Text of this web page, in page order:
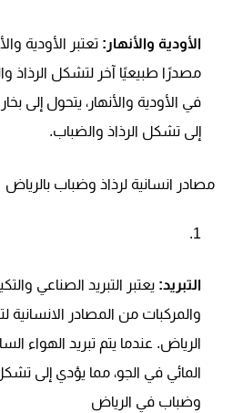
الأودية والأنهار: تعتبر الأودية
مصدرًا طبيعيًا آخر لتشكل الرذاذ
في الأودية والأنهار، يتحول إلى
إلى تشكل الرذاذ والضباب.
مصادر انسانية لرذاذ وضباب بالرياض
التبريد: يعتبر التبريد الصناعي
والمركبات من المصادر
الرياض. عندما يتم تبريد الهواء
المائي في الجو، مما يؤدي إلى
وضباب في الرياض